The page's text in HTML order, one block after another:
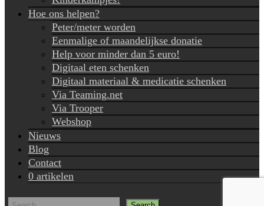
Hoe ons helpen?
Peter/meter worden
Eenmalige of maandelijkse donatie
Help voor minder dan 5 euro!
Digitaal eten schenken
Digitaal materiaal & medicatie schenken
Via Teaming.net
Via Trooper
Webshop
Nieuws
Blog
Contact
0 artikelen
Search